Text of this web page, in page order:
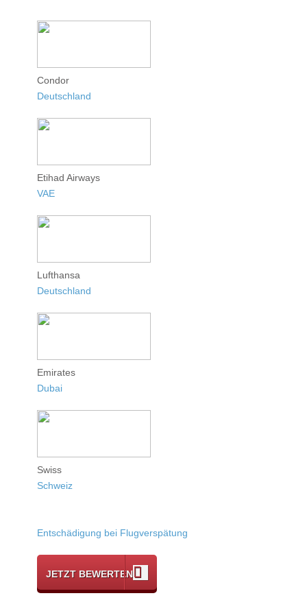
Condor
Deutschland
Etihad Airways
VAE
Lufthansa
Deutschland
Emirates
Dubai
Swiss
Schweiz
Entschädigung bei Flugverspätung
JETZT BEWERTEN